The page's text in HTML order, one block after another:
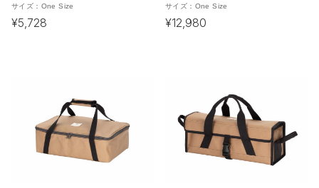
サイズ： One Size
¥5,728
サイズ： One Size
¥12,980